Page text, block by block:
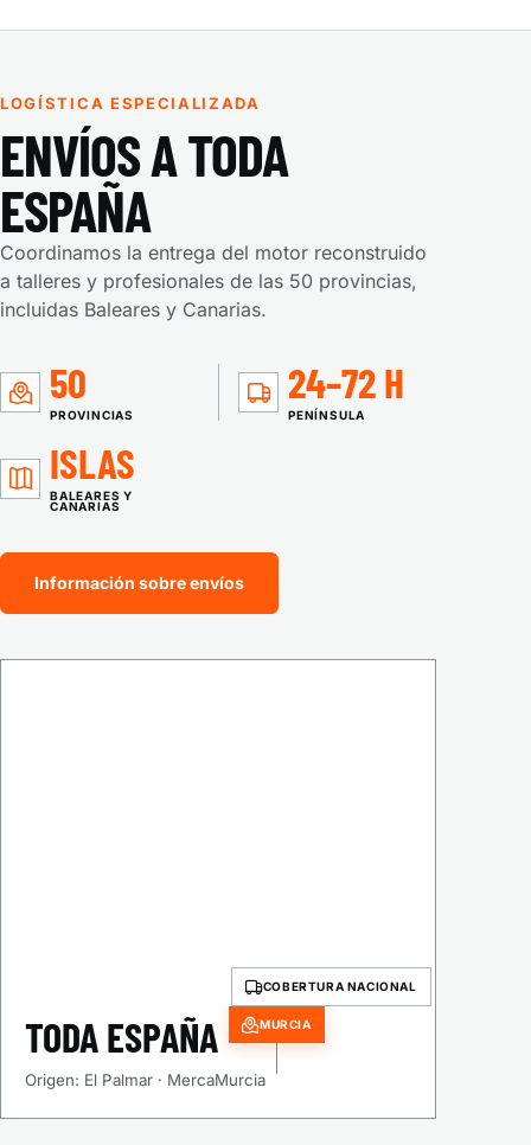
LOGÍSTICA ESPECIALIZADA
ENVÍOS A TODA
ESPAÑA
Coordinamos la entrega del motor reconstruido
a talleres y profesionales de las 50 provincias,
incluidas Baleares y Canarias.
50
PROVINCIAS
24–72 H
PENÍNSULA
ISLAS
BALEARES Y
CANARIAS
Información sobre envíos
MURCIA
COBERTURA NACIONAL
TODA ESPAÑA
Origen: El Palmar · MercaMurcia